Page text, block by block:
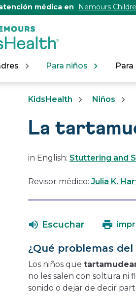
médica en Nemours
Para niños
KidsHealth Niños
La
in English: Stuttering and
Revisor médico: Julia K.
Escuchar
¿Qué problemas
Los niños que
no les salen con soltura ni
sonido o dejar de decir